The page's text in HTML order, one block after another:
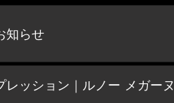
知らせ
ッション｜ルノー メガーヌ